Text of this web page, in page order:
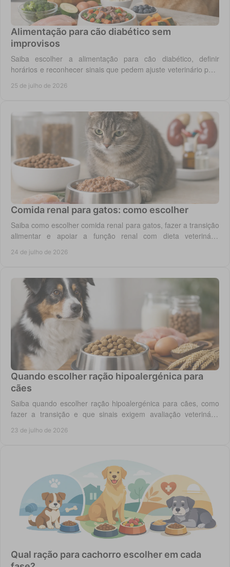
Alimentação para cão diabético sem
improvisos
Saiba escolher a alimentação para cão diabético, definir
horários e reconhecer sinais que pedem ajuste veterinário para
25 de julho de 2026
Comida renal para gatos: como escolher
Saiba como escolher comida renal para gatos, fazer a transição
alimentar e apoiar a função renal com dieta veterinária
24 de julho de 2026
Quando escolher ração hipoalergénica para
cães
Saiba quando escolher ração hipoalergénica para cães, como
fazer a transição e que sinais exigem avaliação veterinária
23 de julho de 2026
Qual ração para cachorro escolher em cada